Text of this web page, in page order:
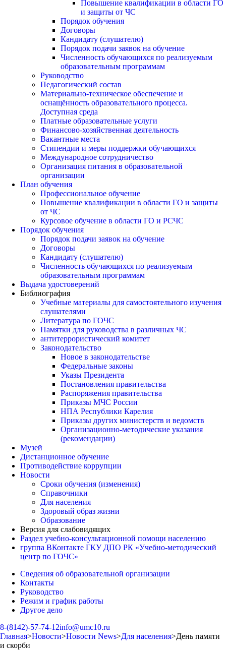
Повышение квалификации в области ГО
и защиты от ЧС
Порядок обучения
Договоры
Кандидату (слушателю)
Порядок подачи заявок на обучение
Численность обучающихся по реализуемым
образовательным программам
Руководство
Педагогический состав
Материально-техническое обеспечение и
оснащённость образовательного процесса.
Доступная среда
Платные образовательные услуги
Финансово-хозяйственная деятельность
Вакантные места
Стипендии и меры поддержки обучающихся
Международное сотрудничество
Организация питания в образовательной
организации
План обучения
Профессиональное обучение
Повышение квалификации в области ГО и защиты
от ЧС
Курсовое обучение в области ГО и РСЧС
Порядок обучения
Порядок подачи заявок на обучение
Договоры
Кандидату (слушателю)
Численность обучающихся по реализуемым
образовательным программам
Выдача удостоверений
Библиография
Учебные материалы для самостоятельного изучения
слушателями
Литература по ГОЧС
Памятки для руководства в различных ЧС
антитеррористический комитет
Законодательство
Новое в законодательстве
Федеральные законы
Указы Президента
Постановления правительства
Распоряжения правительства
Приказы МЧС России
НПА Республики Карелия
Приказы других министерств и ведомств
Организационно-методические указания
(рекомендации)
Музей
Дистанционное обучение
Противодействие коррупции
Новости
Сроки обучения (изменения)
Справочники
Для населения
Здоровый образ жизни
Образование
Версия для слабовидящих
Раздел учебно-консультационной помощи населению
группа ВКонтакте ГКУ ДПО РК «Учебно-методический
центр по ГОЧС»
Сведения об образовательной организации
Контакты
Руководство
Режим и график работы
Другое дело
8-(8142)-57-74-12info@umc10.ru
Главная>Новости>Новости News>Для населения>День памяти
и скорби